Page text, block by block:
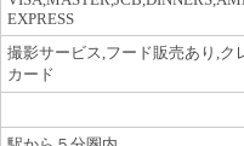
EXPRESS
撮影サービス,フード販売あり,ク
カード